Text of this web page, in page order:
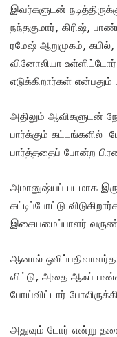
இவர்களுடன்
நந்தகுமார், கிரிஷ்,
ரமேஷ் ஆறுமுகம், கபில்,
வினோலியா உள்ளிட்டோர்
எடுக்கிறார்கள்
அதிலும் ஆவிகளுடன்
பார்க்கும் கட்டங்களில்
பார்த்ததைப் போன்ற
அமானுஷ்யப் படமாக
கட்டிப்போட்டு
இசையமைப்பாளர் வருண்
ஆனால்
விட்டு, அதை ஆஃப்
போய்விட்டார்
அதுவும் டோர் என்று